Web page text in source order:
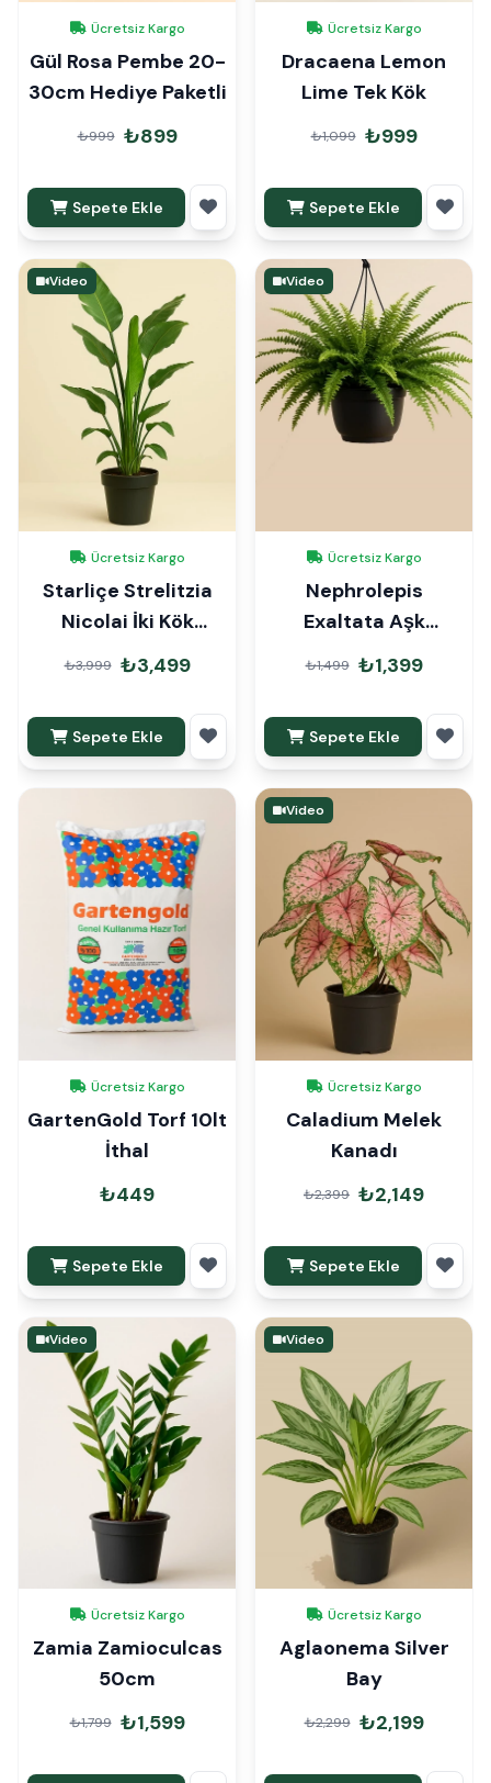
Ücretsiz Kargo
Gül Rosa Pembe 20-
30cm Hediye Paketli
₺999 ₺899
Sepete Ekle
Ücretsiz Kargo
Dracaena Lemon
Lime Tek Kök
₺1,099 ₺999
Sepete Ekle
Video
Ücretsiz Kargo
Starliçe Strelitzia
Nicolai İki Kök
140cm
₺3,999 ₺3,499
Sepete Ekle
Video
Ücretsiz Kargo
Nephrolepis
Exaltata Aşk
Merdiveni Askılı
₺1,499 ₺1,399
Sepete Ekle
Ücretsiz Kargo
GartenGold Torf 10lt
İthal
₺449
Sepete Ekle
Video
Ücretsiz Kargo
Caladium Melek
Kanadı
₺2,399 ₺2,149
Sepete Ekle
Video
Ücretsiz Kargo
Zamia Zamioculcas
50cm
₺1,799 ₺1,599
Video
Ücretsiz Kargo
Aglaonema Silver
Bay
₺2,299 ₺2,199